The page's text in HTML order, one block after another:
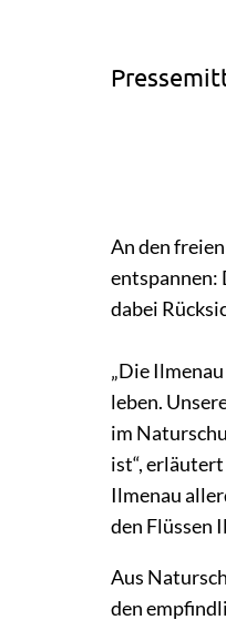
An den
entspannen:
dabei
„Die
leben.
im
ist“,
Ilmenau
den Flüssen
Aus
den